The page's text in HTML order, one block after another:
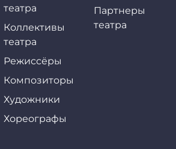
театра
Коллективы
театра
Режиссёры
Композиторы
Художники
Хореографы
Партнеры
театра